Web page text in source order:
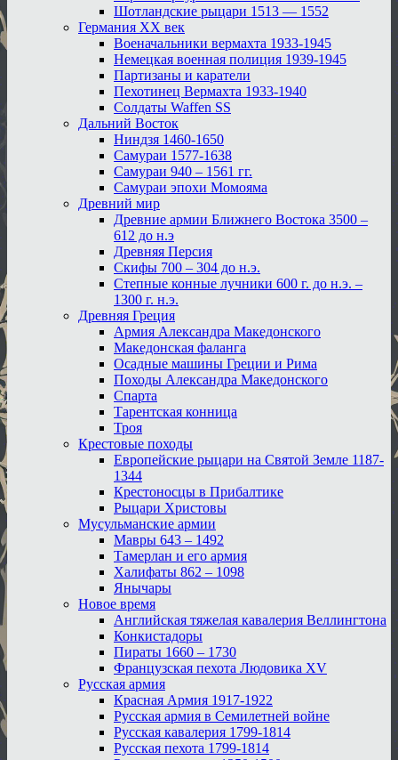
Шотландские рыцари 1513 — 1552
Германия XX век
Военачальники вермахта 1933-1945
Немецкая военная полиция 1939-1945
Партизаны и каратели
Пехотинец Вермахта 1933-1940
Солдаты Waffen SS
Дальний Восток
Ниндзя 1460-1650
Самураи 1577-1638
Самураи 940 – 1561 гг.
Самураи эпохи Момояма
Древний мир
Древние армии Ближнего Востока 3500 –
612 до н.э
Древняя Персия
Скифы 700 – 304 до н.э.
Степные конные лучники 600 г. до н.э. –
1300 г. н.э.
Древняя Греция
Армия Александра Македонского
Македонская фаланга
Осадные машины Греции и Рима
Походы Александра Македонского
Спарта
Тарентская конница
Троя
Крестовые походы
Европейские рыцари на Святой Земле 1187-
1344
Крестоносцы в Прибалтике
Рыцари Христовы
Мусульманские армии
Мавры 643 – 1492
Тамерлан и его армия
Халифаты 862 – 1098
Янычары
Новое время
Английская тяжелая кавалерия Веллингтона
Конкистадоры
Пираты 1660 – 1730
Французская пехота Людовика XV
Русская армия
Красная Армия 1917-1922
Русская армия в Семилетней войне
Русская кавалерия 1799-1814
Русская пехота 1799-1814